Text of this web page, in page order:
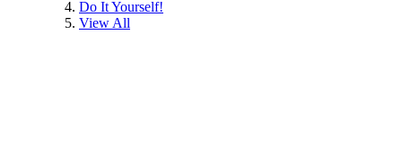
Do It Yourself!
View All